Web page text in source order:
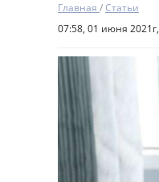
Главная /Статьи
07:58, 01 июня 2021г,